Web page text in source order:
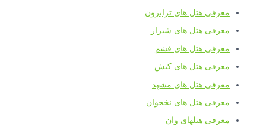
معرفی هتل های ترابزون
معرفی هتل های شیراز
معرفی هتل های قشم
معرفی هتل های کیش
معرفی هتل های مشهد
معرفی هتل های نخجوان
معرفی هتلهای وان